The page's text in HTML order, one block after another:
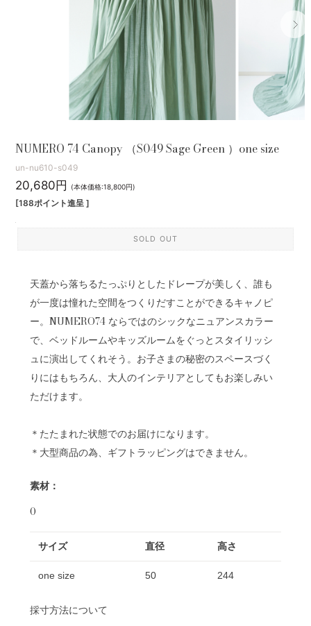
NUMERO 74 Canopy （S049 Sage Green ）one size
un-nu610-s049
20,680円 (本体価格:18,800円)
[188ポイント進呈 ]
SOLD OUT
天蓋から落ちるたっぷりとしたドレープが美しく、誰も
が一度は憧れた空間をつくりだすことができるキャノピ
ー。NUMERO74 ならではのシックなニュアンスカラー
で、ベッドルームやキッズルームをぐっとスタイリッシ
ュに演出してくれそう。お子さまの秘密のスペースづく
りにはもちろん、大人のインテリアとしてもお楽しみい
ただけます。
＊たたまれた状態でのお届けになります。
＊大型商品の為、ギフトラッピングはできません。
素材：
0
サイズ 直径 高さ
one size 50 244
採寸方法について